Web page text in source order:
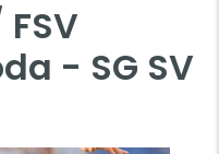
- SG SV